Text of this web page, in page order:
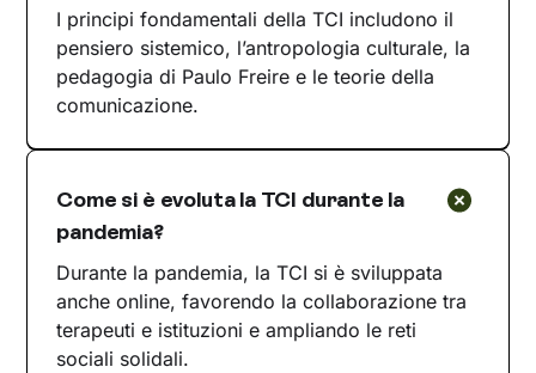
I principi fondamentali della TCI includono il
pensiero sistemico, l’antropologia culturale, la
pedagogia di Paulo Freire e le teorie della
comunicazione.
Come si è evoluta la TCI durante la
pandemia?
Durante la pandemia, la TCI si è sviluppata
anche online, favorendo la collaborazione tra
terapeuti e istituzioni e ampliando le reti
sociali solidali.